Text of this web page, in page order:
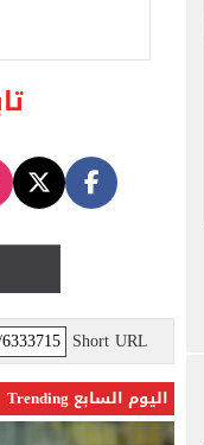
Short URL
اليوم السابع Trending